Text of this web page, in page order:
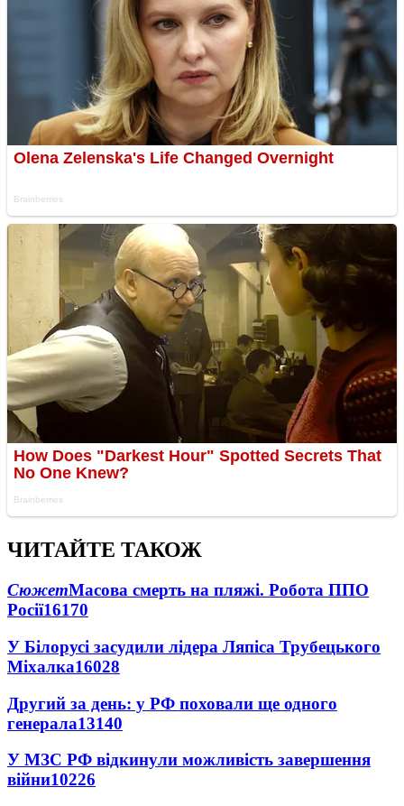
ЧИТАЙТЕ ТАКОЖ
СюжетМасова смерть на пляжі. Робота ППО
Росії16170
У Білорусі засудили лідера Ляпіса Трубецького
Міхалка16028
Другий за день: у РФ поховали ще одного
генерала13140
У МЗС РФ відкинули можливість завершення
війни10226